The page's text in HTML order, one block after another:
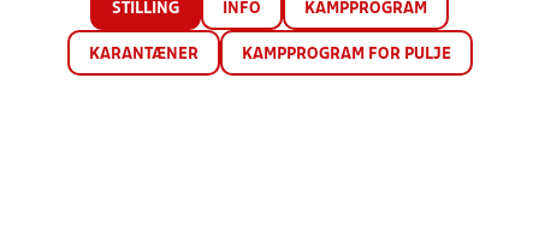
STILLING INFO KAMPPROGRAM
KARANTÆNER KAMPPROGRAM FOR PULJE